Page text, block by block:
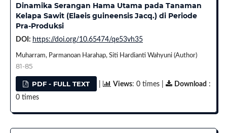
Dinamika Serangan Hama Utama pada Tanaman
Kelapa Sawit (Elaeis guineensis Jacq.) di Periode
Pra-Produksi
DOI: https://doi.org/10.65474/qe53vh35
Muharram, Parmanoan Harahap, Siti Hardianti Wahyuni (Author)
81-85
PDF - FULL TEXT Views: 0 times | Download :
0 times